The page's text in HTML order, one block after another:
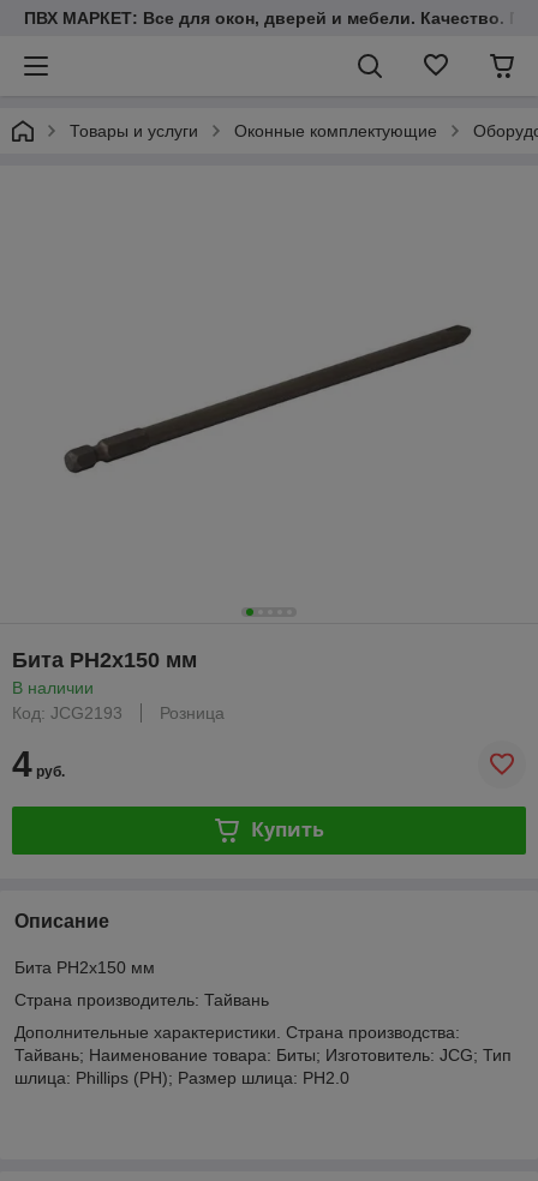
ПВХ МАРКЕТ: Все для окон, дверей и мебели. Качество.
Товары и услуги Оконные комплектующие
Бита PH2x150 мм
В наличии
Код: JCG2193
Розница
4 руб.
Купить
Описание
Бита PH2x150 мм
Страна производитель: Тайвань
Дополнительные характеристики. Страна производства:
Тайвань; Наименование товара: Биты; Изготовитель: JCG; Тип
шлица: Phillips (PH); Размер шлица: PH2.0